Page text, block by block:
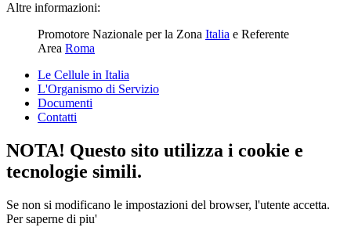
Altre informazioni:
Promotore Nazionale per la Zona Italia e Referente
Area Roma
Le Cellule in Italia
L'Organismo di Servizio
Documenti
Contatti
NOTA! Questo sito utilizza i cookie e
tecnologie simili.
Se non si modificano le impostazioni del browser, l'utente accetta.
Per saperne di piu'